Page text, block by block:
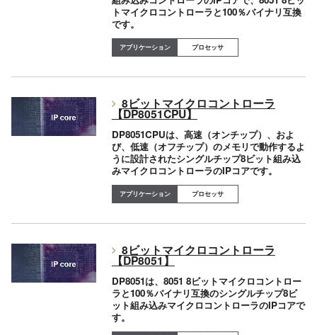
トマイクロコントローラと100％バイナリ互換
です。
プロセッサ
8ビットマイクロコントローラ
【DP8051CPU】
DP8051CPUは、高速（オンチップ）、およ
び、低速（オフチップ）のメモリで動作するよ
うに設計されたシングルチップ8ビット組み込
みマイクロコントローラのIPコアです。
プロセッサ
8ビットマイクロコントローラ
【DP8051】
DP8051は、8051 8ビットマイクロコントロー
ラと100％バイナリ互換のシングルチップ8ビ
ット組み込みマイクロコントローラのIPコアで
す。